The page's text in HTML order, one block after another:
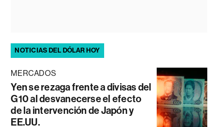
NOTICIAS DEL DÓLAR HOY
MERCADOS
Yen se rezaga frente a divisas del
G10 al desvanecerse el efecto
de la intervención de Japón y
EE.UU.